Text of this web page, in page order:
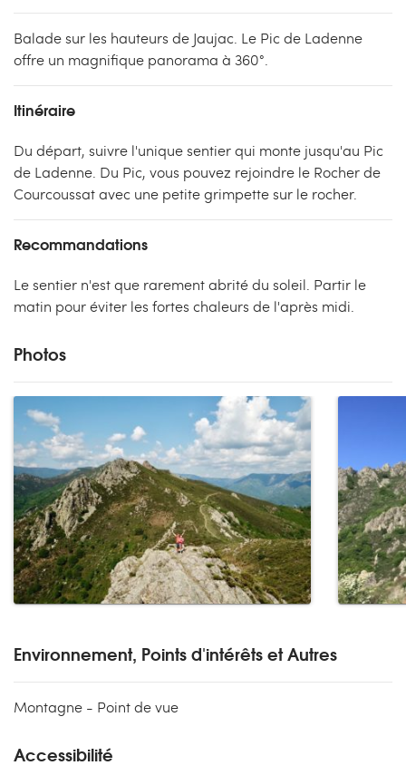
Balade sur les hauteurs de Jaujac. Le Pic de Ladenne
offre un magnifique panorama à 360°.
Itinéraire
Du départ, suivre l'unique sentier qui monte jusqu'au Pic
de Ladenne. Du Pic, vous pouvez rejoindre le Rocher de
Courcoussat avec une petite grimpette sur le rocher.
Recommandations
Le sentier n'est que rarement abrité du soleil. Partir le
matin pour éviter les fortes chaleurs de l'après midi.
Photos
Environnement, Points d'intérêts et Autres
Montagne - Point de vue
Accessibilité